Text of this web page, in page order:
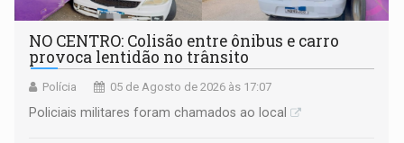
NO CENTRO: Colisão entre ônibus e carro
provoca lentidão no trânsito
Polícia 05 de Agosto de 2026 às 17:07
Policiais militares foram chamados ao local